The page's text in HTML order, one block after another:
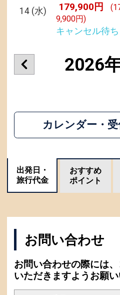
14 (水) 179,900円
9,900円)
キャンセル待ち
2026
カレンダー・
出発日・
旅行代金
おすすめ
ポイント
お問い合わせ
お問い合わせの際には
いただきますようお願い